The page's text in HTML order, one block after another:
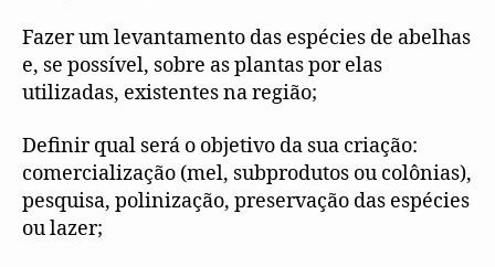
Fazer um levantamento das espécies de abelhas
e, se possível, sobre as plantas por elas
utilizadas, existentes na região;
Definir qual será o objetivo da sua criação:
comercialização (mel, subprodutos ou colônias),
pesquisa, polinização, preservação das espécies
ou lazer;